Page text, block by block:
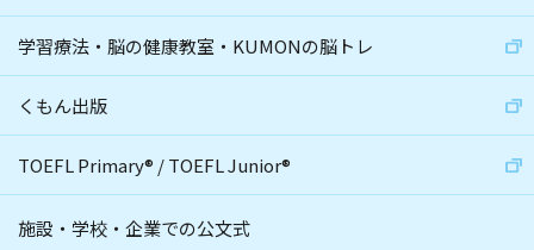
学習療法・脳の健康教室・KUMONの脳トレ
くもん出版
TOEFL Primary® /TOEFL Junior®
施設・学校・企業での公文式